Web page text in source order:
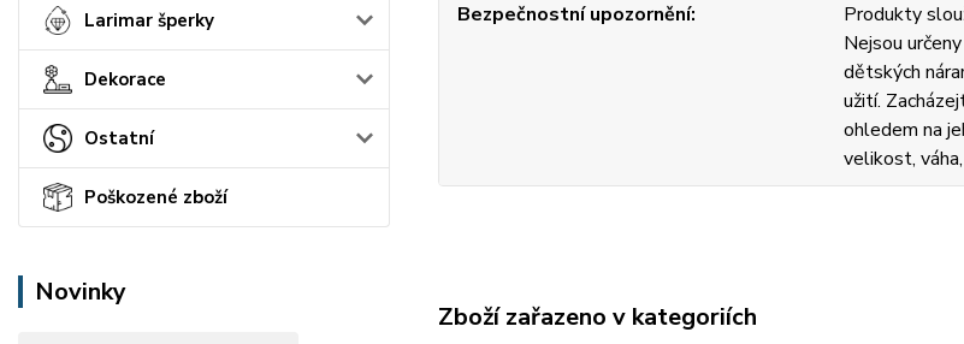
Larimar šperky
Dekorace
Ostatní
Poškozené zboží
Novinky
Bezpečnostní upozornění
Produkty
Nejsou
dětských
užití.
ohledem na
velikost,
Zboží zařazeno v kategoriích